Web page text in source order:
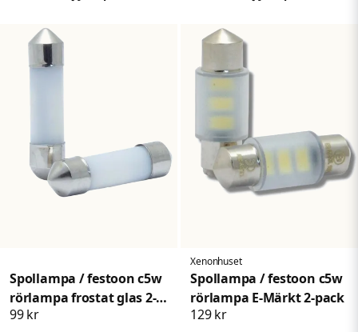
Spollampa / festoon c5w
rörlampa frostat glas 2-
pack
99 kr
Xenonhuset
Spollampa / festoon c5w
rörlampa E-Märkt 2-pack
129 kr